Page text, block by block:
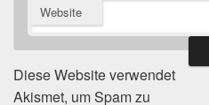
Website
Diese Website verwendet
Akismet, um Spam zu